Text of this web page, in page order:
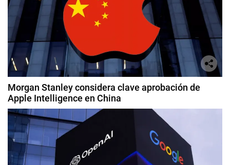
Morgan Stanley considera clave aprobación de
Apple Intelligence en China